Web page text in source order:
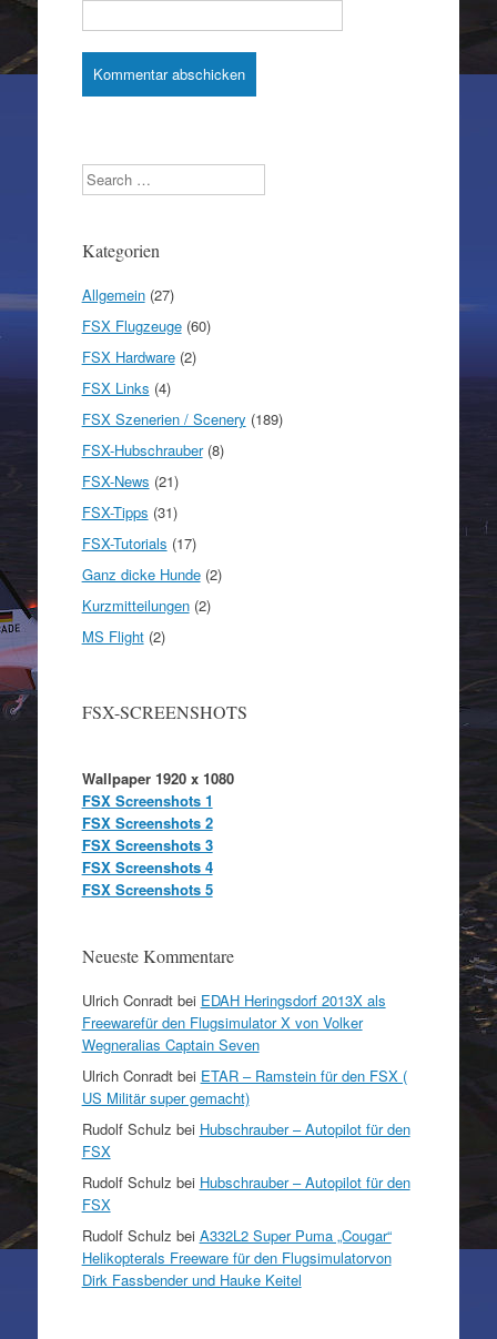
Search
Kategorien
Allgemein(27)
FSX Flugzeuge(60)
FSX Hardware(2)
FSX Links (4)
FSX Szenerien / Scenery (189)
FSX-Hubschrauber(8)
FSX-News (21)
FSX-Tipps (31)
FSX-Tutorials (17)
Ganz dicke Hunde(2)
Kurzmitteilungen(2)
MS Flight(2)
FSX-SCREENSHOTS
Wallpaper 1920 x 1080
FSX Screenshots 1
FSX Screenshots 2
FSX Screenshots 3
FSX Screenshots 4
FSX Screenshots 5
Neueste Kommentare
Ulrich Conradtbei EDAH Heringsdorf 2013X als
Freewarefür den Flugsimulator X von Volker
Wegneralias Captain Seven
Ulrich Conradtbei ETAR – Ramstein für den FSX (
US Militär super gemacht)
Rudolf Schulz bei Hubschrauber – Autopilot für den
FSX
Rudolf Schulz bei Hubschrauber – Autopilot für den
FSX
Rudolf Schulz bei A332L2 Super Puma „Cougar“
Helikopterals Freeware für den Flugsimulatorvon
Dirk Fassbender und Hauke Keitel